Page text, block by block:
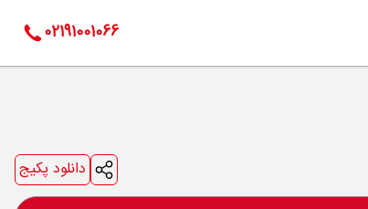
02191001066
دانلود پکیج